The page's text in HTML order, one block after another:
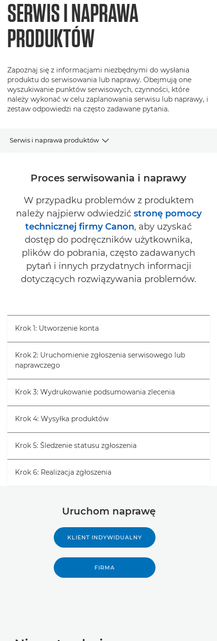
SERWIS I NAPRAWA
PRODUKTÓW
Zapoznaj się z informacjami niezbędnymi do wysłania
produktu do serwisowania lub naprawy. Obejmują one
wyszukiwanie punktów serwisowych, czynności, które
należy wykonać w celu zaplanowania serwisu lub naprawy, i
zestaw odpowiedzi na często zadawane pytania.
Serwis i naprawa produktów
Proces serwisowania i naprawy
W przypadku problemów z produktem
należy najpierw odwiedzić stronę pomocy
technicznej firmy Canon, aby uzyskać
dostęp do podręczników użytkownika,
plików do pobrania, często zadawanych
pytań i innych przydatnych informacji
dotyczących rozwiązywania problemów.
Krok 1: Utworzenie konta
Krok 2: Uruchomienie zgłoszenia serwisowego lub
naprawczego
Krok 3: Wydrukowanie podsumowania zlecenia
Krok 4: Wysyłka produktów
Krok 5: Śledzenie statusu zgłoszenia
Krok 6: Realizacja zgłoszenia
Uruchom naprawę
KLIENT INDYWIDUALNY
FIRMA